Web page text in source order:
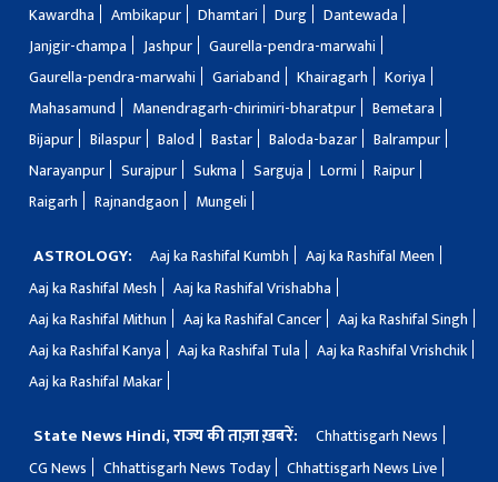
Kawardha
Ambikapur Dhamtari Durg
Dantewada
Janjgir-champa
Jashpur
Gaurella-pendra-marwahi
Gaurella-pendra-marwahi
Gariaband Khairagarh
Koriya
Mahasamund
Manendragarh-chirimiri-bharatpur
Bemetara
Bijapur
Bilaspur Balod Bastar Baloda-bazar
Balrampur
Narayanpur
Surajpur Sukma Sarguja Lormi
Raipur
Raigarh
Rajnandgaon Mungeli
ASTROLOGY: Aaj ka Rashifal Kumbh
Aaj ka Rashifal Meen
Aaj ka Rashifal Mesh
Aaj ka Rashifal Vrishabha
Aaj ka Rashifal Mithun
Aaj ka Rashifal Cancer
Aaj ka Rashifal Singh
Aaj ka Rashifal Kanya
Aaj ka Rashifal Tula
Aaj ka Rashifal Vrishchik
Aaj ka Rashifal Makar
State News Hindi, राज्य की ताज़ा ख़बरें:
Chhattisgarh News
CG News
Chhattisgarh News Today
Chhattisgarh News Live